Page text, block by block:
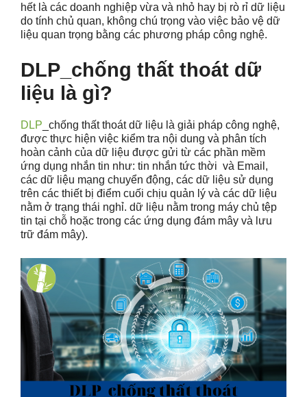
hết là các doanh nghiệp vừa và nhỏ hay bị rò rỉ dữ liệu
do tính chủ quan, không chú trọng vào việc bảo vệ dữ
liệu quan trọng bằng các phương pháp công nghệ.
DLP_chống thất thoát dữ
liệu là gì?
DLP _chống thất thoát dữ liệu là giải pháp công nghệ,
được thực hiện việc kiểm tra nội dung và phân tích
hoàn cảnh của dữ liệu được gửi từ các phần mềm
ứng dụng nhắn tin như: tin nhắn tức thời và Email,
các dữ liệu mạng chuyển động, các dữ liệu sử dụng
trên các thiết bị điểm cuối chịu quản lý và các dữ liệu
nằm ở trạng thái nghỉ. dữ liệu nằm trong máy chủ tệp
tin tại chỗ hoặc trong các ứng dụng đám mây và lưu
trữ đám mây).